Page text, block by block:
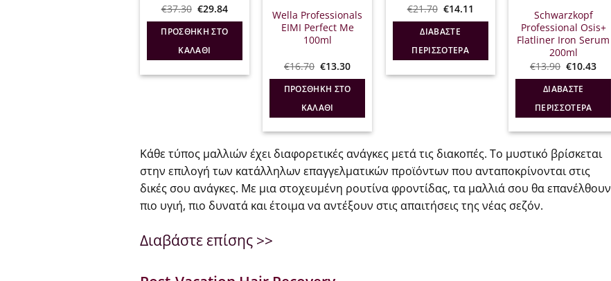
€37.30 Original
was:
€37.30.
€29.84Η
τιμή
είναι:
ΠΡΟΣΘΉΚΗ ΣΤΟ
ΚΑΛΆΘΙ
Wella Professionals
EIMI Perfect Me
100ml
€16.70 Original
was:
€16.70.
€13.30Η
τρέχουσα
τιμή
είναι:
ΠΡΟΣΘΉΚΗ ΣΤΟ
ΚΑΛΆΘΙ
€21.70 Original
was:
€21.70.
€14.11
ΔΙΑΒΆΣΤΕ
ΠΕΡΙΣΣΌΤΕΡΑ
Schwarzkopf
Professional Osis+
Flatliner Iron Serum
200ml
€13.90 Original
was:
€13.90.
€10.43Η
ΔΙΑΒΆΣΤΕ
ΠΕΡΙΣΣΌΤΕΡΑ
Κάθε τύπος μαλλιών έχει διαφορετικές ανάγκες μετά τις διακοπές. Το μυστικό βρίσκεται
στην επιλογή των κατάλληλων επαγγελματικών προϊόντων που ανταποκρίνονται στις
δικές σου ανάγκες. Με μια στοχευμένη ρουτίνα φροντίδας, τα μαλλιά σου θα επανέλθουν
πιο υγιή, πιο δυνατά και έτοιμα να αντέξουν στις απαιτήσεις της νέας σεζόν.
Διαβάστε επίσης >>